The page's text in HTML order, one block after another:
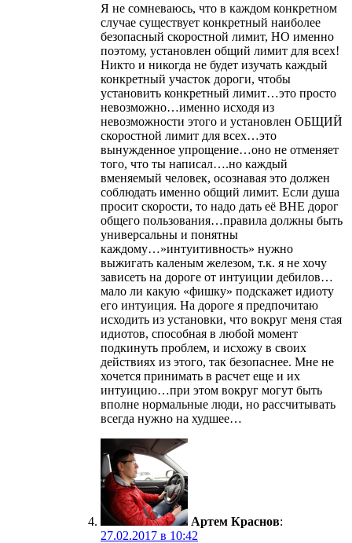
Я не сомневаюсь, что в каждом конкретном
случае существует конкретный наиболее
безопасный скоростной лимит, НО именно
поэтому, установлен общий лимит для всех!
Никто и никогда не будет изучать каждый
конкретный участок дороги, чтобы
установить конкретный лимит…это просто
невозможно…именно исходя из
невозможности этого и установлен ОБЩИЙ
скоростной лимит для всех…это
вынужденное упрощение…оно не отменяет
того, что ты написал….но каждый
вменяемый человек, осознавая это должен
соблюдать именно общий лимит. Если душа
просит скорости, то надо дать её ВНЕ дорог
общего пользования…правила должны быть
универсальны и понятны
каждому…»интуитивность» нужно
выжигать каленым железом, т.к. я не хочу
зависеть на дороге от интуиции дебилов…
мало ли какую «фишку» подскажет идиоту
его интуиция. На дороге я предпочитаю
исходить из установки, что вокруг меня стая
идиотов, способная в любой момент
подкинуть проблем, и исхожу в своих
действиях из этого, так безопаснее. Мне не
хочется принимать в расчет еще и их
интуицию…при этом вокруг могут быть
вполне нормальные люди, но рассчитывать
всегда нужно на худшее…
Артем Краснов:
27.02.2017 в 10:42